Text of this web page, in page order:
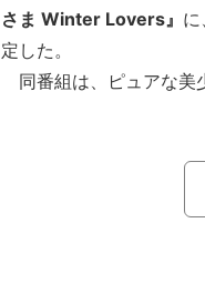
さま Winter Lovers』
定した。
同番組は、ピュアな美